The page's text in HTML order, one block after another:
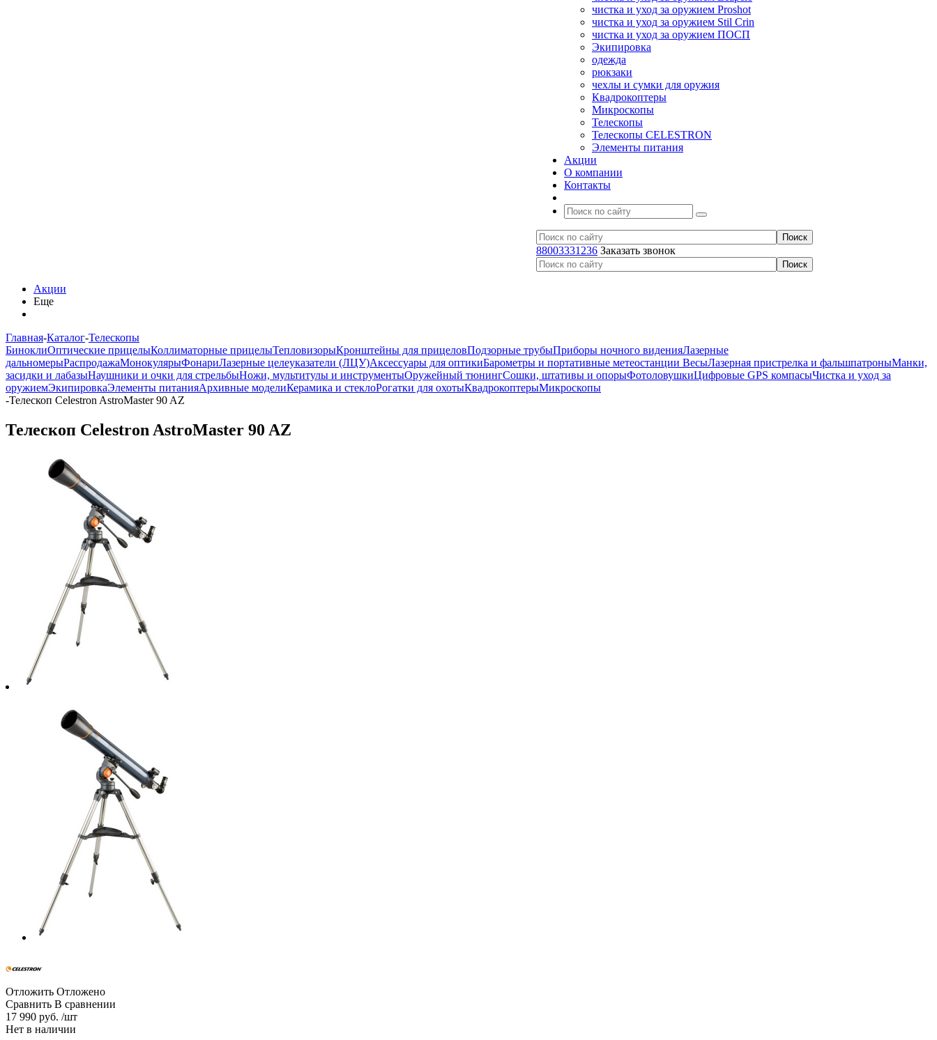
чистка и уход за оружием Proshot
чистка и уход за оружием Stil Crin
чистка и уход за оружием ПОСП
Экипировка
одежда
рюкзаки
чехлы и сумки для оружия
Квадрокоптеры
Микроскопы
Телескопы
Телескопы CELESTRON
Элементы питания
Акции
О компании
Контакты
88003331236 Заказать звонок
Акции
Еще
Главная-Каталог-Телескопы
БиноклиОптические прицелыКоллиматорные прицелыТепловизорыКронштейны для прицеловПодзорные трубыПриборы ночного виденияЛазерные
дальномерыРаспродажаМонокулярыФонариЛазерные целеуказатели (ЛЦУ)Аксессуары для оптикиБарометры и портативные метеостанции ВесыЛазерная пристрелка и фальшпатроныМанки,
засидки и лабазыНаушники и очки для стрельбыНожи, мультитулы и инструментыОружейный тюнингСошки, штативы и опорыФотоловушкиЦифровые GPS компасыЧистка и уход за
оружиемЭкипировкаЭлементы питанияАрхивные моделиКерамика и стеклоРогатки для охотыКвадрокоптерыМикроскопы
-Телескоп Celestron AstroMaster 90 AZ
Телескоп Celestron AstroMaster 90 AZ
Отложить Отложено
Сравнить В сравнении
17 990 руб. /шт
Нет в наличии